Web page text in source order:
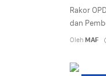
Rakor
dan
Oleh MAF